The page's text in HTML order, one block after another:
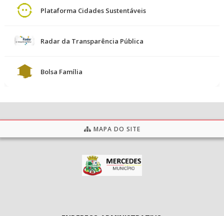
Plataforma Cidades Sustentáveis
Radar da Transparência Pública
Bolsa Família
MAPA DO SITE